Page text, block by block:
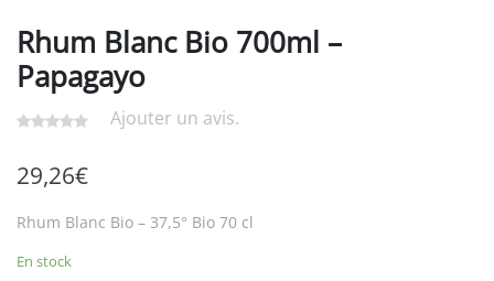
Rhum Blanc Bio 700ml –
Papagayo
Ajouter un avis.
29,26€
Rhum Blanc Bio – 37,5° Bio 70 cl
En stock